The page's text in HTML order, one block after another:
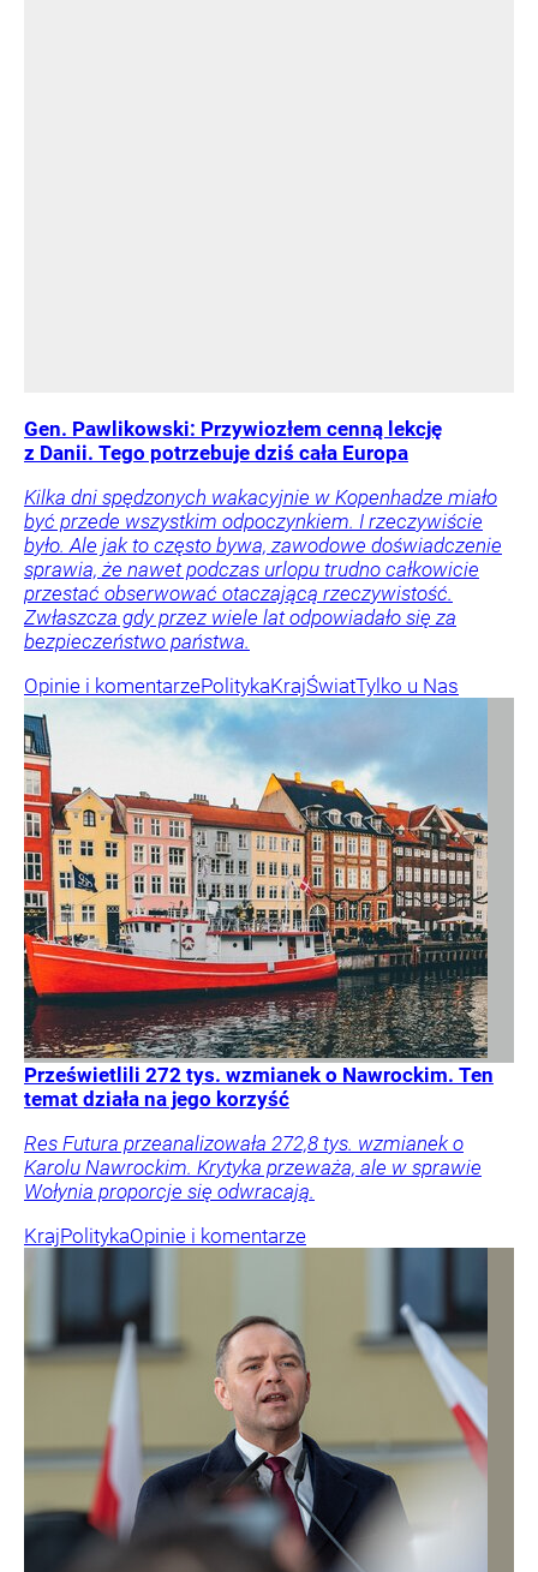
Gen. Pawlikowski: Przywiozłem cenną lekcję
z Danii. Tego potrzebuje dziś cała Europa
Kilka dni spędzonych wakacyjnie w Kopenhadze miało
być przede wszystkim odpoczynkiem. I rzeczywiście
było. Ale jak to często bywa, zawodowe doświadczenie
sprawia, że nawet podczas urlopu trudno całkowicie
przestać obserwować otaczającą rzeczywistość.
Zwłaszcza gdy przez wiele lat odpowiadało się za
bezpieczeństwo państwa.
Opinie i komentarzePolitykaKrajŚwiatTylko u Nas
Prześwietlili 272 tys. wzmianek o Nawrockim. Ten
temat działa na jego korzyść
Res Futura przeanalizowała 272,8 tys. wzmianek o
Karolu Nawrockim. Krytyka przeważa, ale w sprawie
Wołynia proporcje się odwracają.
KrajPolitykaOpinie i komentarze